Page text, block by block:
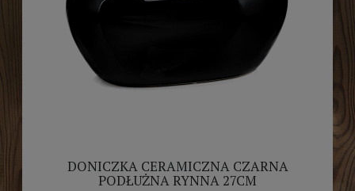
DONICZKA CERAMICZNA CZARNA
PODŁUŻNA RYNNA 27CM